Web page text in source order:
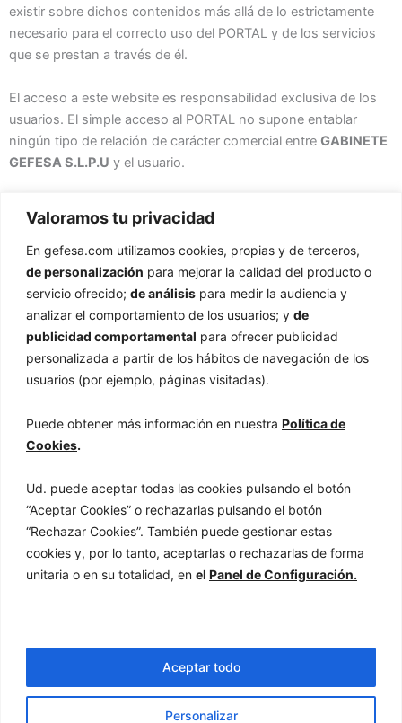
Valoramos tu privacidad
En gefesa.com utilizamos cookies, propias y de terceros,
de personalización para mejorar la calidad del producto o
servicio ofrecido; de análisis para medir la audiencia y
analizar el comportamiento de los usuarios; y de
publicidad comportamental para ofrecer publicidad
personalizada a partir de los hábitos de navegación de los
usuarios (por ejemplo, páginas visitadas).
Puede obtener más información en nuestra Política de
Cookies.
Ud. puede aceptar todas las cookies pulsando el botón
“Aceptar Cookies” o rechazarlas pulsando el botón
“Rechazar Cookies”. También puede gestionar estas
cookies y, por lo tanto, aceptarlas o rechazarlas de forma
unitaria o en su totalidad, en el Panel de Configuración.
Personalizar
Aceptar todo
existir sobre dichos contenidos más allá de lo estrictamente
necesario para el correcto uso del PORTAL y de los servicios
que se prestan a través de él.
El acceso a este website es responsabilidad exclusiva de los
usuarios. El simple acceso al PORTAL no supone entablar
ningún tipo de relación de carácter comercial entre GABINETE
GEFESA S.L.P.U y el usuario.
M
e
n
u
Contacto
Av. de la Paz, 19, 1º C-D, 09004 Burgos
Cookies Aviso Legal